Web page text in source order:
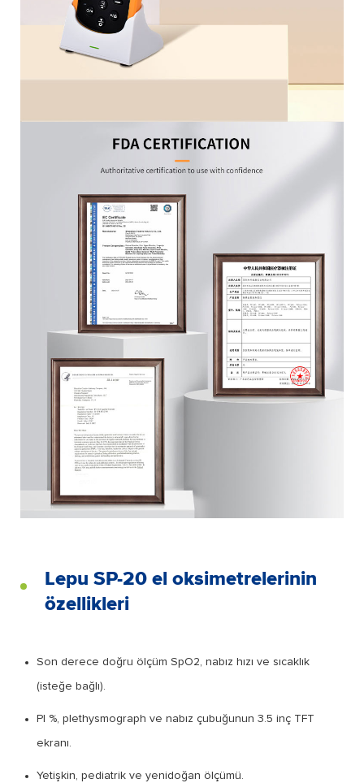
Lepu SP-20 el oksimetrelerinin
özellikleri
Son derece doğru ölçüm SpO2, nabız hızı ve sıcaklık
(isteğe bağlı).
PI %, plethysmograph ve nabız çubuğunun 3.5 inç TFT
ekranı.
Yetişkin, pediatrik ve yenidoğan ölçümü.